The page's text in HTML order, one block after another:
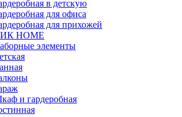
в детскую
для офиса
для прихожей
HOME
элементы
и гардеробная